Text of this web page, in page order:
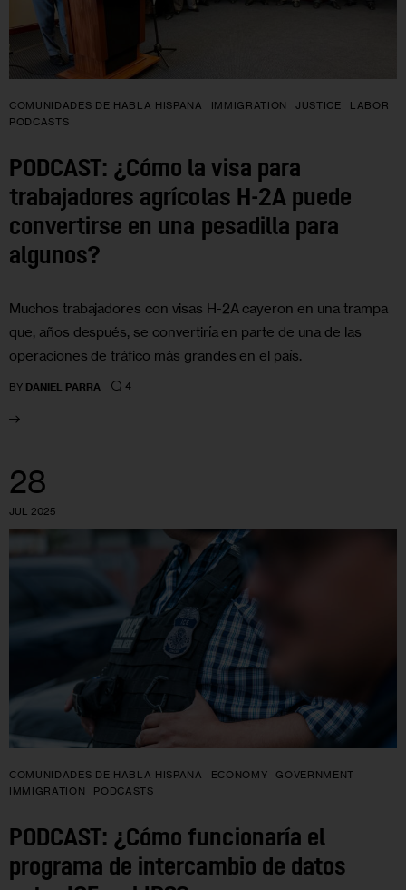
COMUNIDADES DE HABLA HISPANA IMMIGRATION JUSTICE
LABOR
PODCASTS
PODCAST: ¿Cómo la visa para
trabajadores agrícolas H-2A puede
convertirse en una pesadilla para
algunos?
Muchos trabajadores con visas H-2A cayeron en una trampa
que, años después, se convertiría en parte de una de las
operaciones de tráfico más grandes en el país.
BY DANIEL PARRA 4
28
JUL 2025
COMUNIDADES DE HABLA HISPANA ECONOMY
GOVERNMENT
IMMIGRATION
PODCASTS
PODCAST: ¿Cómo funcionaría el
programa de intercambio de datos